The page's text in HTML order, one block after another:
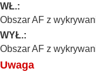
(Prz.pi./
Usuwanie
WŁ.:
Obszar AF z
WYŁ.:
Obszar AF z
Uwaga